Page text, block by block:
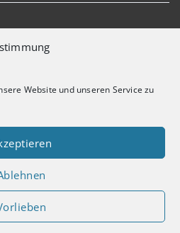
Website und unseren Service zu
Consulting 2025